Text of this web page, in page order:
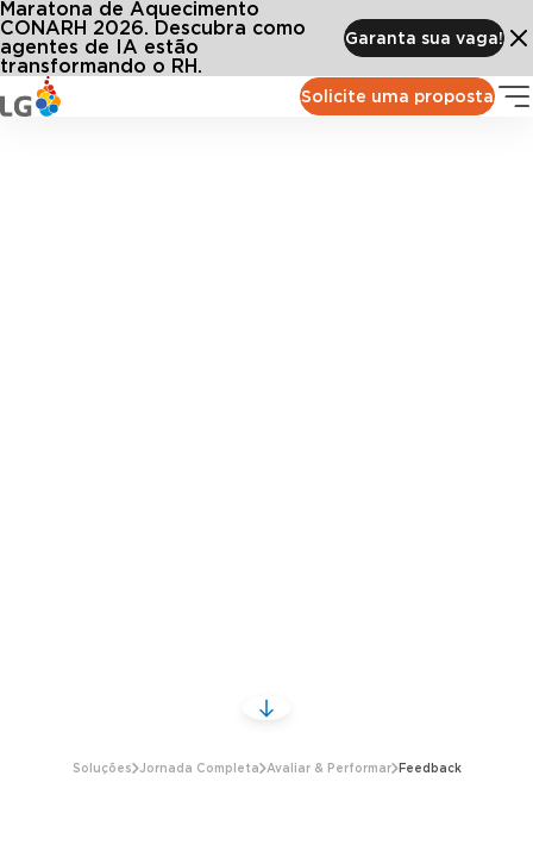
Solicite uma proposta
Maratona de Aquecimento
CONARH 2026. Descubra como
agentes de IA estão
transformando o RH.
Garanta sua vaga!
Soluções Jornada Completa Avaliar & Performar Feedback